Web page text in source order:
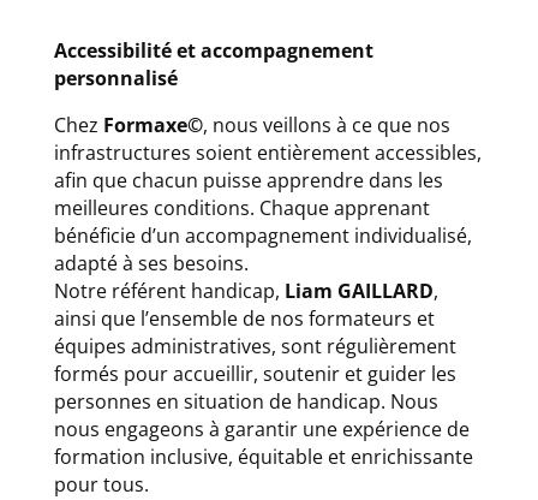
Accessibilité et accompagnement
personnalisé
Chez Formaxe©, nous veillons à ce que nos
infrastructures soient entièrement accessibles,
afin que chacun puisse apprendre dans les
meilleures conditions. Chaque apprenant
bénéficie d’un accompagnement individualisé,
adapté à ses besoins.
Notre référent handicap, Liam GAILLARD,
ainsi que l’ensemble de nos formateurs et
équipes administratives, sont régulièrement
formés pour accueillir, soutenir et guider les
personnes en situation de handicap. Nous
nous engageons à garantir une expérience de
formation inclusive, équitable et enrichissante
pour tous.